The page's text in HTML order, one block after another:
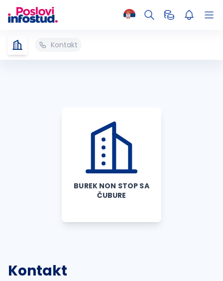
Kontakt
BUREK NON STOP SA
ČUBURE
Kontakt